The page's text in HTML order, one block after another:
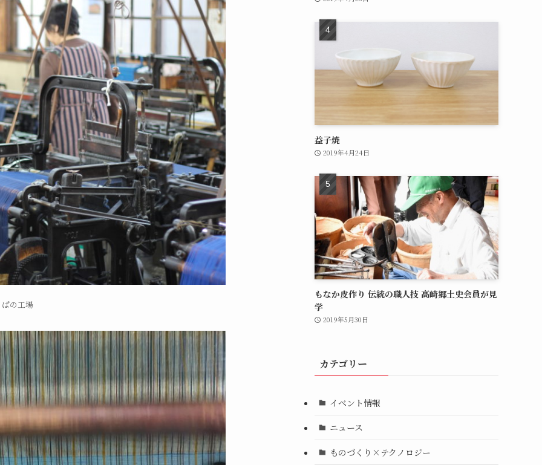
の工場
益子焼
2019年4月24日
もなか皮作り 伝統の職人技 高崎郷土史会員が見
学
2019年5月30日
カテゴリー
イベント情報
ニュース
ものづくり×テクノロジー